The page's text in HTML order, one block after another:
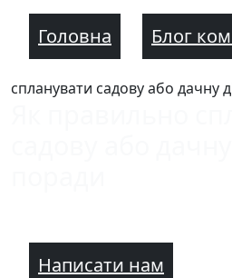
Головна Блог
спланувати садову або дачну
Написати нам